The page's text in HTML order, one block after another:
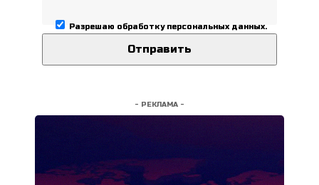
Разрешаю обработку персональных данных.
- РЕКЛАМА -